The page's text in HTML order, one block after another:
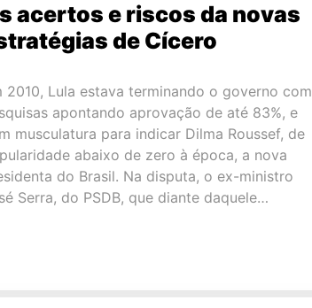
acertos e riscos da novas
de Cícero
2010, Lula estava terminando o governo com
apontando aprovação de até 83%, e
musculatura para indicar Dilma Roussef, de
abaixo de zero à época, a nova
do Brasil. Na disputa, o ex-ministro
Serra, do PSDB, que diante daquele…